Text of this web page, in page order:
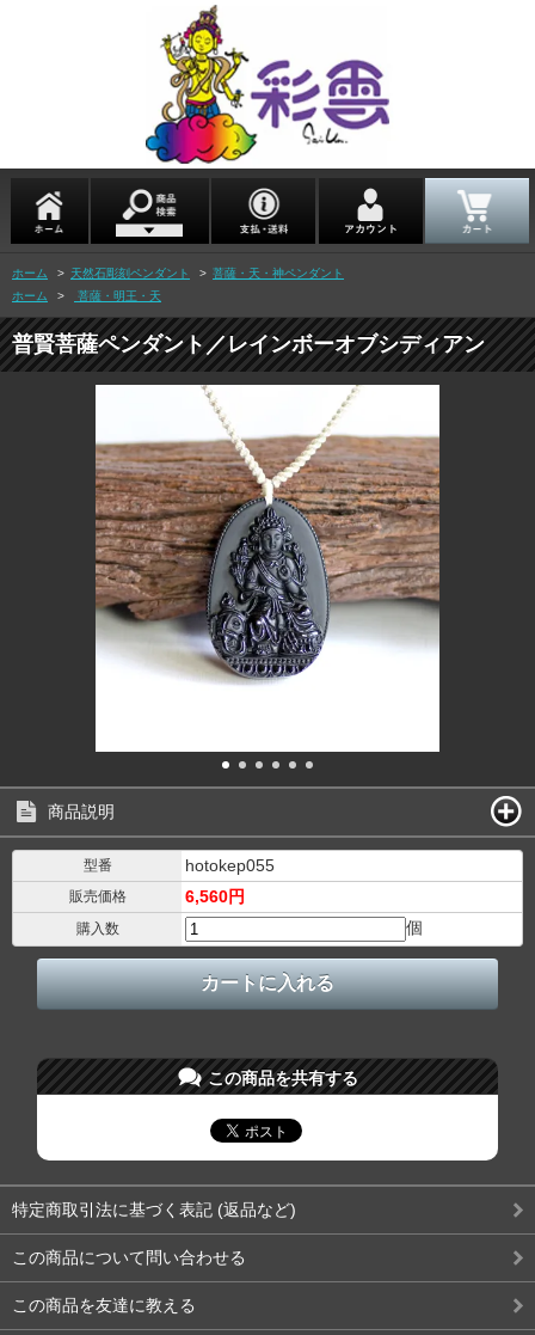
ホーム > 天然石彫刻ペンダント > 菩薩・天・神ペンダント
ホーム
> 菩薩・明王・天
普賢菩薩ペンダント／レインボーオブシディアン
商品説明
型番 hotokep055
販売価格 6,560円
購入数 個
この商品を共有する
特定商取引法に基づく表記 (返品など)
この商品について問い合わせる
この商品を友達に教える